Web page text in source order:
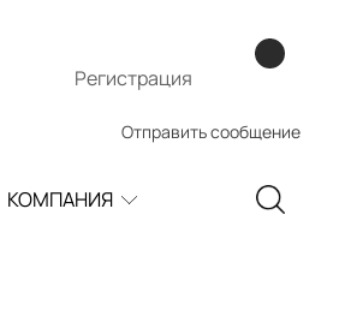
Регистрация
Отправить сообщение
КОМПАНИЯ